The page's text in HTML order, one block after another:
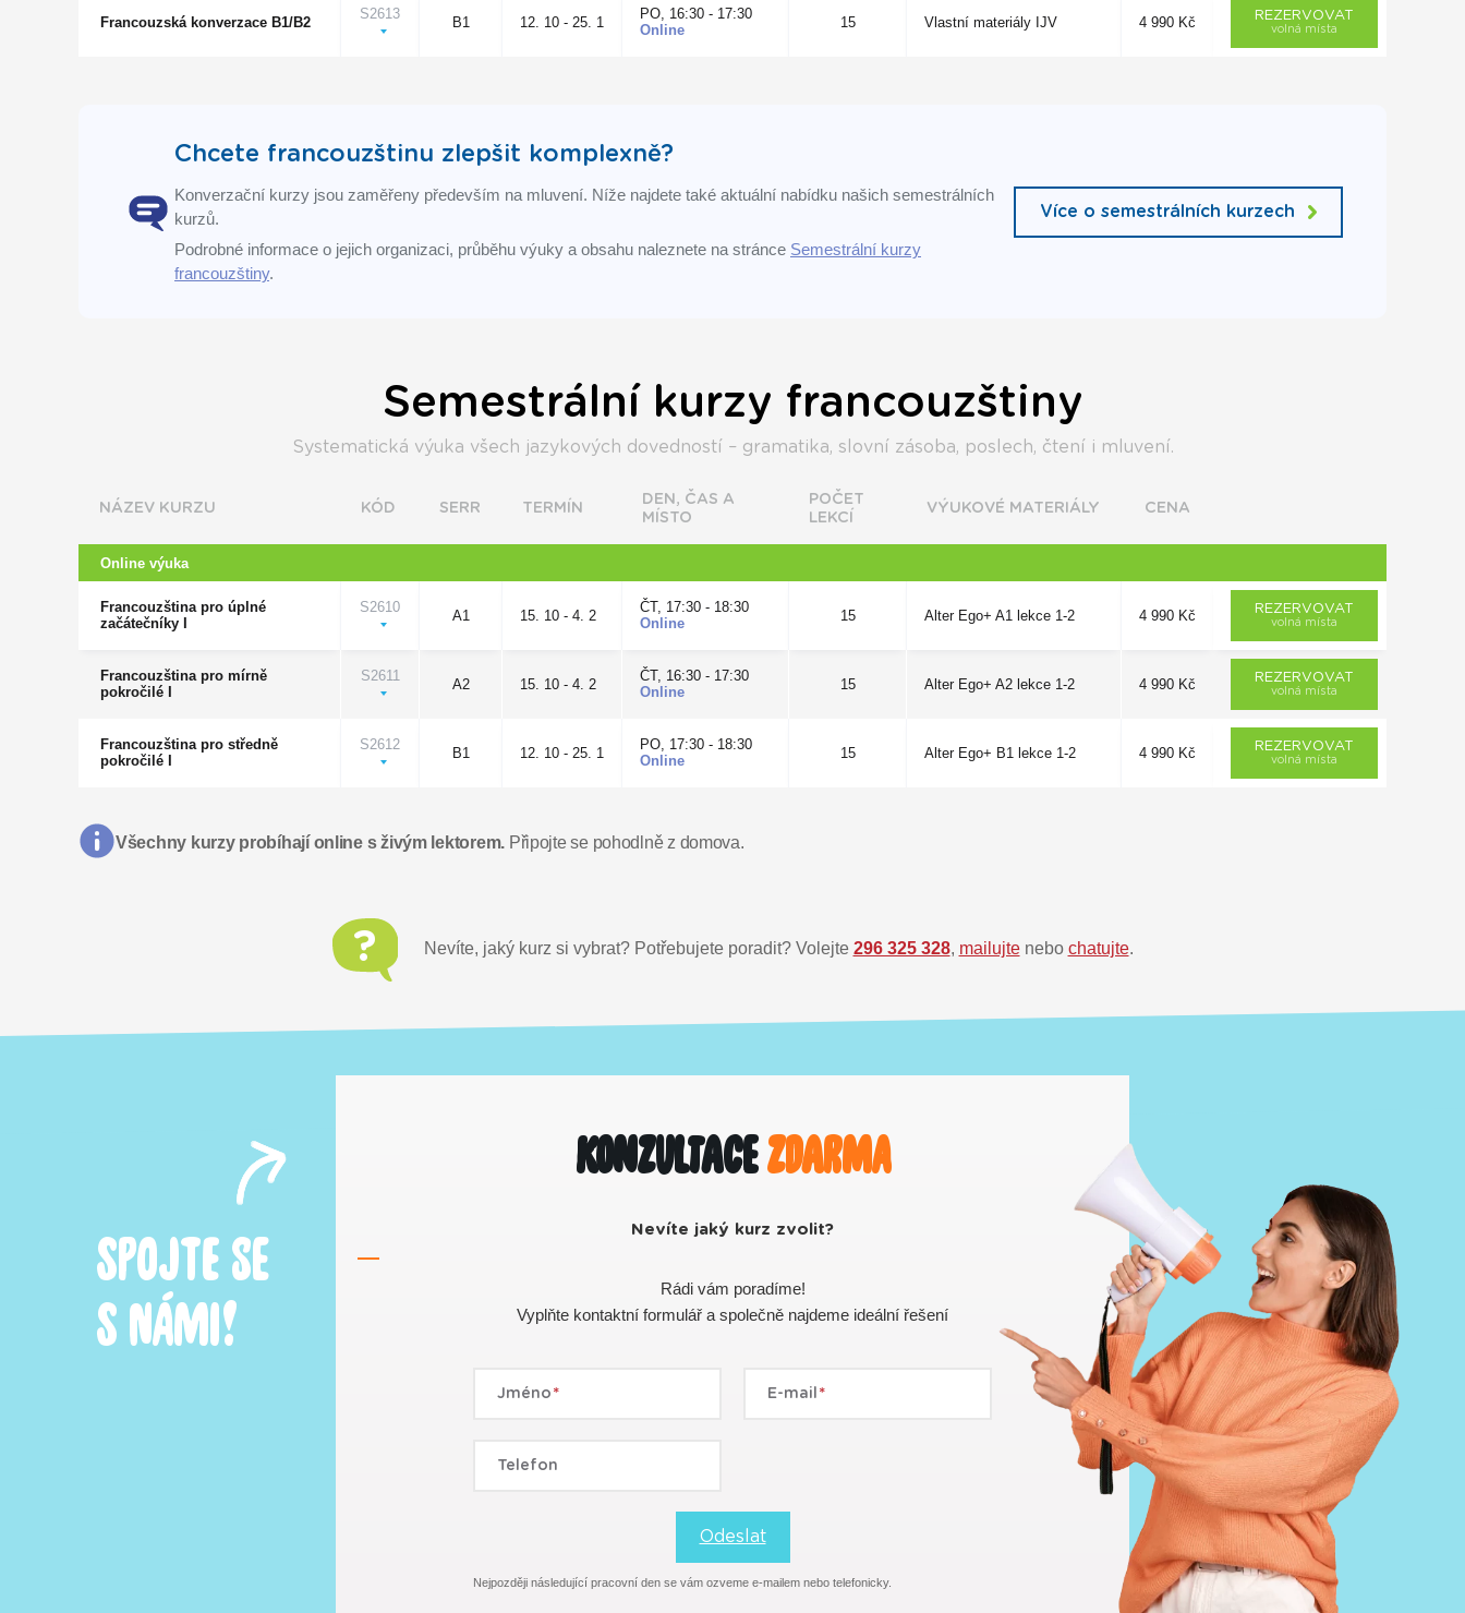
Francouzská konverzace B1/B2
S2613
B1 12. 10 - 25. 1
PO, 16:30 - 17:30
Online
15 Vlastní materiály IJV 4 990 Kč REZERVOVAT
volná místa
Chcete francouzštinu zlepšit komplexně?
Konverzační kurzy jsou zaměřeny především na mluvení. Níže najdete také aktuální nabídku našich semestrálních
kurzů.
Podrobné informace o jejich organizaci, průběhu výuky a obsahu naleznete na stránce Semestrální kurzy
francouzštiny.
Více o semestrálních kurzech
Semestrální kurzy francouzštiny
Systematická výuka všech jazykových dovedností – gramatika, slovní zásoba, poslech, čtení i mluvení.
NÁZEV KURZU KÓD SERR TERMÍN
DEN, ČAS A
MÍSTO
POČET
LEKCÍ
VÝUKOVÉ MATERIÁLY CENA
Online výuka
Francouzština pro úplné
začátečníky I
S2610
A1 15. 10 - 4. 2
ČT, 17:30 - 18:30
Online
15 Alter Ego+ A1 lekce 1-2 4 990 Kč REZERVOVAT
volná místa
Francouzština pro mírně
pokročilé I
S2611
A2 15. 10 - 4. 2
ČT, 16:30 - 17:30
Online
15 Alter Ego+ A2 lekce 1-2 4 990 Kč REZERVOVAT
volná místa
Francouzština pro středně
pokročilé I
S2612
B1 12. 10 - 25. 1
PO, 17:30 - 18:30
Online
15 Alter Ego+ B1 lekce 1-2 4 990 Kč REZERVOVAT
volná místa
Všechny kurzy probíhají online s živým lektorem. Připojte se pohodlně z domova.
Nevíte, jaký kurz si vybrat? Potřebujete poradit? Volejte 296 325 328, mailujtenebo chatujte.
Konzultacezdarma
Nevíte jaký kurz zvolit?
Rádi vám poradíme!
Vyplňte kontaktní formulář a společně najdeme ideální řešení
SPOJTE SE
S NÁMI!
Jméno E-mail
Telefon
Odeslat
Nejpozději následující pracovní den se vám ozveme e-mailem nebo telefonicky.